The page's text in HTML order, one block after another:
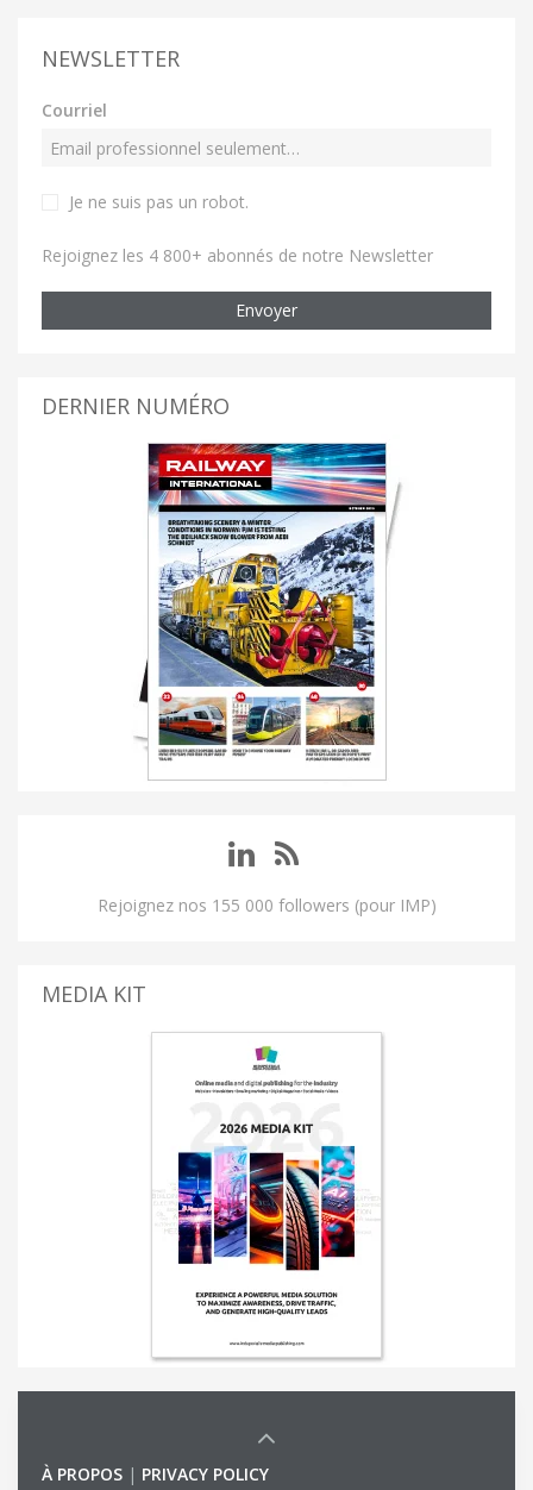
NEWSLETTER
Courriel
Je ne suis pas un robot.
Rejoignez les 4 800+ abonnés de notre Newsletter
Envoyer
DERNIER NUMÉRO
Rejoignez nos 155 000 followers (pour IMP)
MEDIA KIT
À PROPOS | PRIVACY POLICY